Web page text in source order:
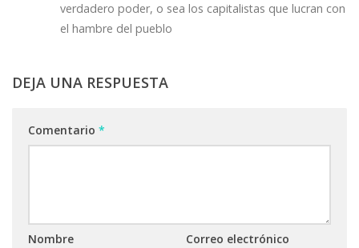
verdadero poder, o sea los capitalistas que lucran con
el hambre del pueblo
DEJA UNA RESPUESTA
Comentario *
Nombre Correo electrónico